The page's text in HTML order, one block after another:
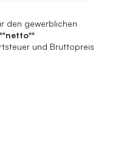
den gewerblichen
und Bruttopreis